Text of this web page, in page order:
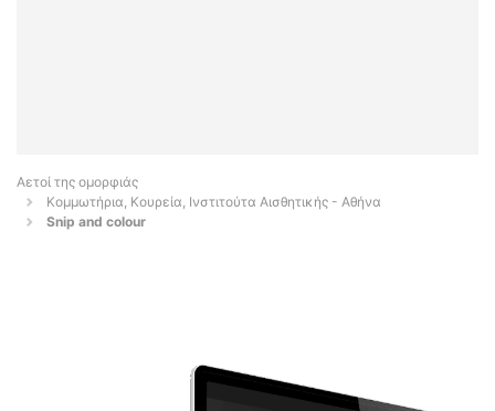
Αετοί της ομορφιάς
Κομμωτήρια, Κουρεία, Ινστιτούτα Αισθητικής - Αθήνα
Snip and colour